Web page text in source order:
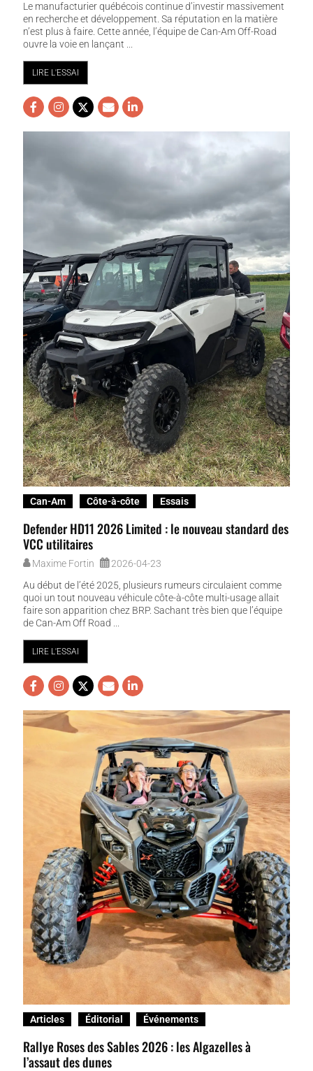
Le manufacturier québécois continue d’investir massivement
en recherche et développement. Sa réputation en la matière
n’est plus à faire. Cette année, l’équipe de Can-Am Off-Road
ouvre la voie en lançant ...
LIRE L'ESSAI
Can-Am Côte-à-côte Essais
Defender HD11 2026 Limited : le nouveau standard des
VCC utilitaires
Maxime Fortin
2026-04-23
Au début de l’été 2025, plusieurs rumeurs circulaient comme
quoi un tout nouveau véhicule côte-à-côte multi-usage allait
faire son apparition chez BRP. Sachant très bien que l’équipe
de Can-Am Off Road ...
LIRE L'ESSAI
Articles Éditorial Événements
Rallye Roses des Sables 2026 : les Algazelles à
l’assaut des dunes